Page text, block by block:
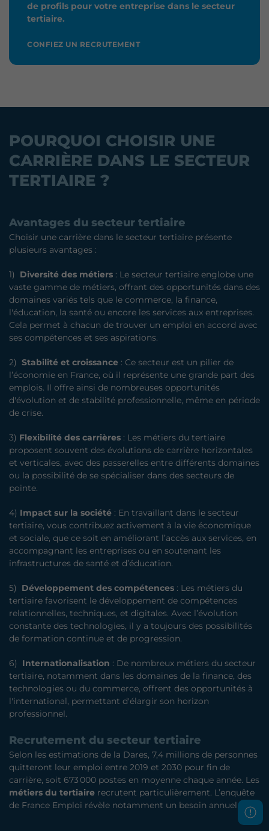
de profils pour votre entreprise dans le secteur
tertiaire.
CONFIEZ UN RECRUTEMENT
POURQUOI CHOISIR UNE
CARRIÈRE DANS LE SECTEUR
TERTIAIRE ?
Avantages du secteur tertiaire
Choisir une carrière dans le secteur tertiaire présente
plusieurs avantages :
1) Diversité des métiers : Le secteur tertiaire englobe une
vaste gamme de métiers, offrant des opportunités dans des
domaines variés tels que le commerce, la finance,
l'éducation, la santé ou encore les services aux entreprises.
Cela permet à chacun de trouver un emploi en accord avec
ses compétences et ses aspirations.
2) Stabilité et croissance : Ce secteur est un pilier de
l’économie en France, où il représente une grande part des
emplois. Il offre ainsi de nombreuses opportunités
d'évolution et de stabilité professionnelle, même en période
de crise.
3) Flexibilité des carrières : Les métiers du tertiaire
proposent souvent des évolutions de carrière horizontales
et verticales, avec des passerelles entre différents domaines
ou la possibilité de se spécialiser dans des secteurs de
pointe.
4) Impact sur la société : En travaillant dans le secteur
tertiaire, vous contribuez activement à la vie économique
et sociale, que ce soit en améliorant l’accès aux services, en
accompagnant les entreprises ou en soutenant les
infrastructures de santé et d’éducation.
5) Développement des compétences : Les métiers du
tertiaire favorisent le développement de compétences
relationnelles, techniques, et digitales. Avec l’évolution
constante des technologies, il y a toujours des possibilités
de formation continue et de progression.
6) Internationalisation : De nombreux métiers du secteur
tertiaire, notamment dans les domaines de la finance, des
technologies ou du commerce, offrent des opportunités à
l'international, permettant d'élargir son horizon
professionnel.
Recrutement du secteur tertiaire
Selon les estimations de la Dares, 7,4 millions de personnes
quitteront leur emploi entre 2019 et 2030 pour fin de
carrière, soit 673 000 postes en moyenne chaque année. Les
métiers du tertiaire recrutent particulièrement. L’enquête
de France Emploi révèle notamment un besoin annuel de :